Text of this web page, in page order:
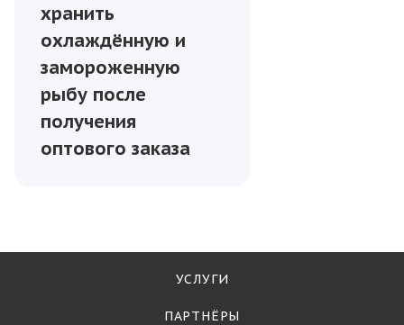
хранить
охлаждённую и
замороженную
рыбу после
получения
оптового заказа
УСЛУГИ
ПАРТНЁРЫ